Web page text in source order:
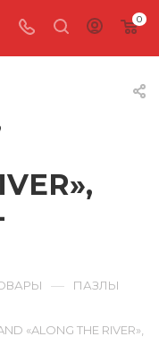
0
— ПАЗЛЫ
«ALONG THE RIVER»,